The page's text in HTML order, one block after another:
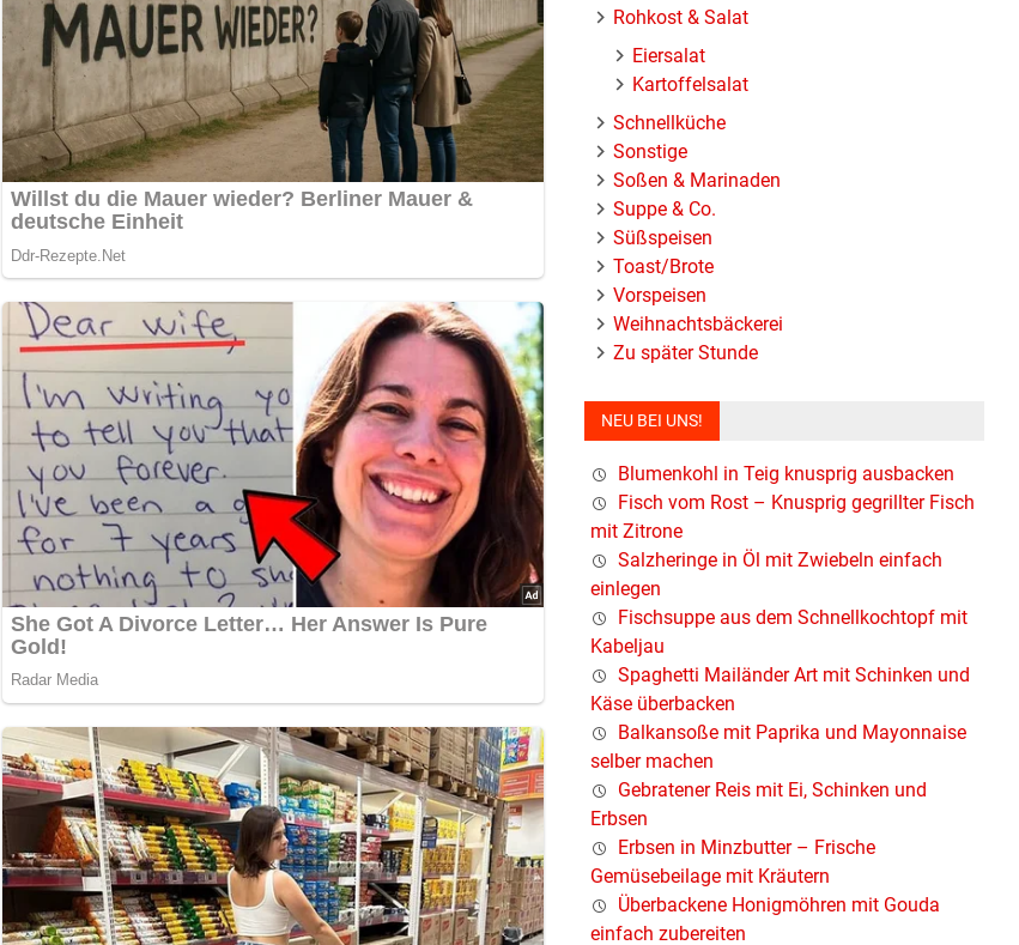
Rohkost & Salat
Eiersalat
Kartoffelsalat
Schnellküche
Sonstige
Soßen & Marinaden
Suppe & Co.
Süßspeisen
Toast/Brote
Vorspeisen
Weihnachtsbäckerei
Zu später Stunde
NEU BEI UNS!
Blumenkohl in Teig knusprig ausbacken
Fisch vom Rost – Knusprig gegrillter Fisch
mit Zitrone
Salzheringe in Öl mit Zwiebeln einfach
einlegen
Fischsuppe aus dem Schnellkochtopf mit
Kabeljau
Spaghetti Mailänder Art mit Schinken und
Käse überbacken
Balkansoße mit Paprika und Mayonnaise
selber machen
Gebratener Reis mit Ei, Schinken und
Erbsen
Erbsen in Minzbutter – Frische
Gemüsebeilage mit Kräutern
Überbackene Honigmöhren mit Gouda
einfach zubereiten